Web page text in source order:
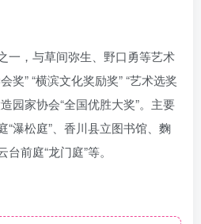
一，与草间弥生、野口勇等艺术
奖” “横滨文化奖励奖” “艺术选奖
园家协会“全国优胜大奖”。主要
“瀑松庭”、香川县立图书馆、麴
前庭“龙门庭”等。